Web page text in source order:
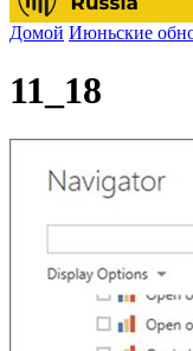
Домой Июньские
11_18